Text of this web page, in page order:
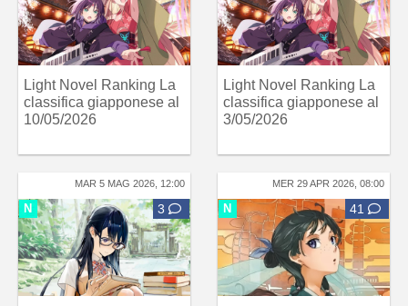
Light Novel Ranking La
classifica giapponese al
10/05/2026
Light Novel Ranking La
classifica giapponese al
3/05/2026
MAR 5 MAG 2026, 12:00
N 3
MER 29 APR 2026, 08:00
N 41